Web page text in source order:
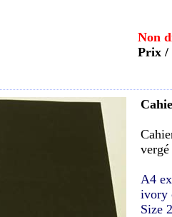
Non
Prix /
A4
ivory
Size